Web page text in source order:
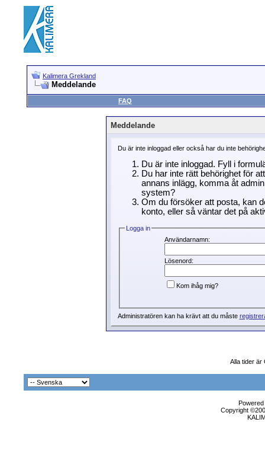
Kalimera Grekland
Meddelande
FAQ
Meddelande
Du är inte inloggad eller också har du inte
Du är inte inloggad. Fyll i
Du har inte rätt behörighet för
annans inlägg, komma åt
system?
Om du försöker att posta, kan
konto, eller så väntar det på
Logga in
Användarnamn:
Lösenord:
Kom ihåg mig?
Administratören kan ha krävt att du måste
Alla tider är
Copyright